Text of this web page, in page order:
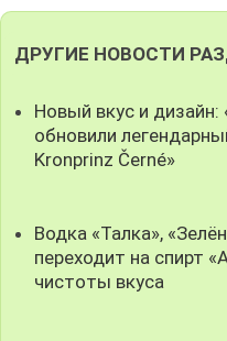
ДРУГИЕ НОВОСТИ
Новый вкус и дизайн:
обновили
Kronprinz Černé»
Водка «Талка»,
переходит на спирт
чистоты вкуса